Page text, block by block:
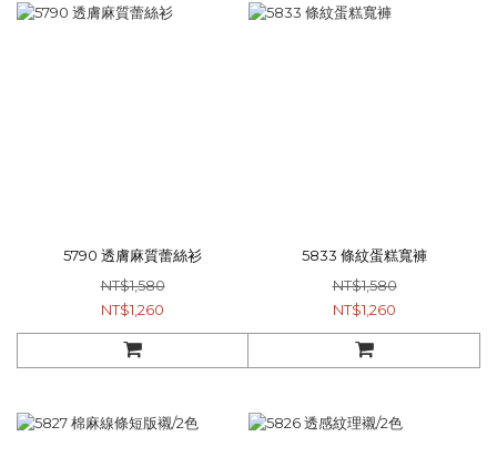
5790 透膚麻質蕾絲衫
NT$1,580
NT$1,260
5833 條紋蛋糕寬褲
NT$1,580
NT$1,260